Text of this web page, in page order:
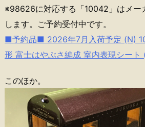
※98626に対応する「10042」はメー
します。ご予約受付中です。
■予約品■ 2026年7月入荷予定 (N)
形 富士はやぶさ編成 室内表現シート
このほか。